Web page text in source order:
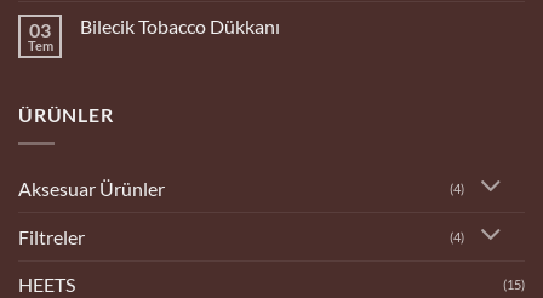
Tobacco
03
Tem
Bilecik Tobacco Dükkanı
Dükkanı
ÜRÜNLER
Aksesuar Ürünler (4)
Filtreler (4)
HEETS (15)